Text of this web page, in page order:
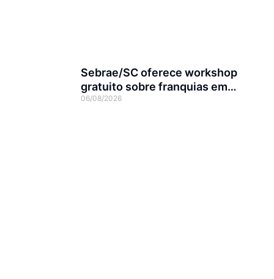
Sebrae/SC oferece workshop
gratuito sobre franquias em
Joinville
06/08/2026